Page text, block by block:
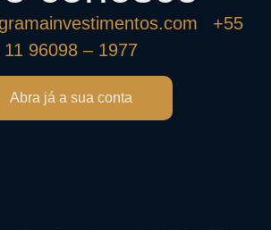
+55
11 96098 – 1977
Abra já a sua conta